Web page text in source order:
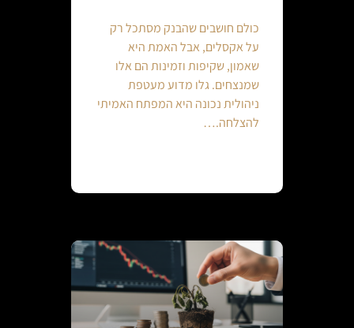
כולם חושבים שהבנק מסתכל רק
על אקסלים, אבל האמת היא
שאמון, שקיפות וזמינות הם אלו
שמנצחים. גלו מדוע מעטפת
ניהולית נכונה היא המפתח האמיתי
להצלחה.…